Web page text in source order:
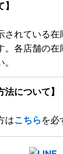
されている
。各店舗の
法について】
はこちらを必